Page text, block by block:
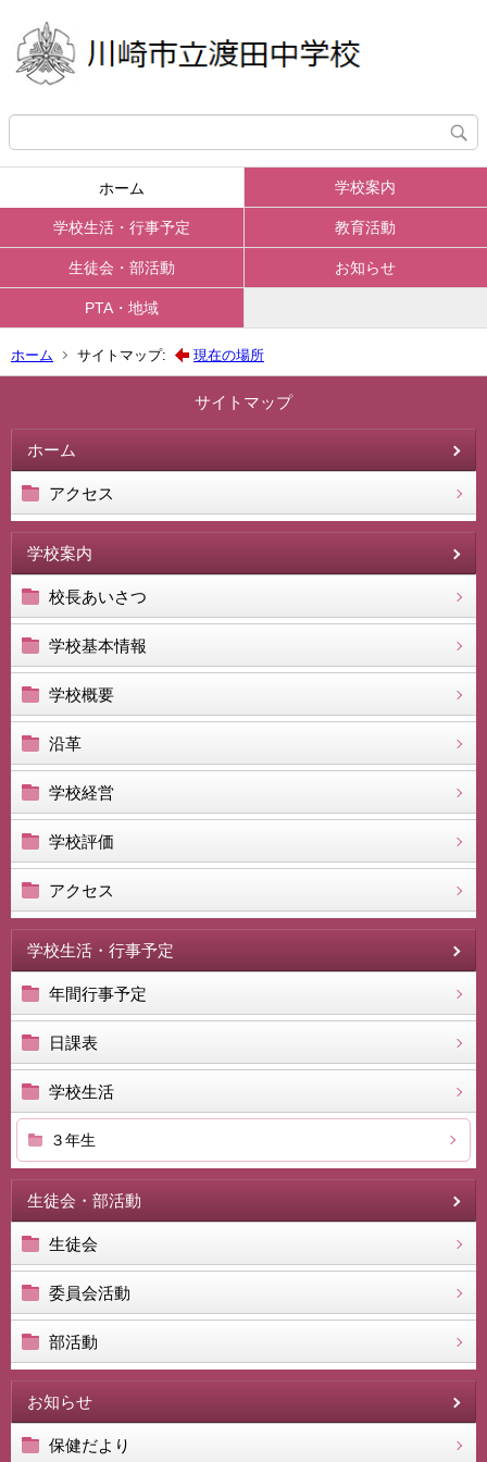
ホーム 学校案内
学校生活・行事予定 教育活動
生徒会・部活動 お知らせ
PTA・地域
ホーム サイトマップ: 現在の場所
サイトマップ
ホーム
アクセス
学校案内
校長あいさつ
学校基本情報
学校概要
沿革
学校経営
学校評価
アクセス
学校生活・行事予定
年間行事予定
日課表
学校生活
３年生
生徒会・部活動
生徒会
委員会活動
部活動
お知らせ
保健だより